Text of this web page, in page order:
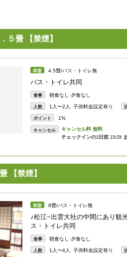
畳 【禁煙】
和室 4.5畳/バス・トイレ無
バス・トイレ共同
食事 朝食なし 夕食なし
人数 1人〜2人 子供料金設定有り
ポイント 1%
キャンセル
【禁煙】
和室 8畳/バス・トイレ無
♪松江−出雲大社の中間にあり観
ス・トイレ共同
食事 朝食なし 夕食なし
人数 1人〜4人 子供料金設定有り